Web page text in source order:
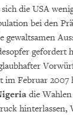
die USA
bei den
gewaltsamen
gefordert
im Februar 2007
die
hinterlassen,